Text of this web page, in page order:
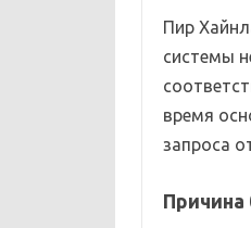
Пир
системы
время
запроса
Причина